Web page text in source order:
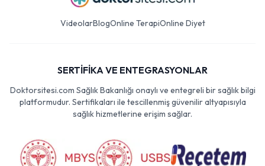
VideolarBlogOnline TerapiOnline Diyet
SERTİFİKA VE ENTEGRASYONLAR
Doktorsitesi.com Sağlık Bakanlığı onaylı ve entegreli bir sağlık bilgi
platformudur. Sertifikaları ile tescillenmiş güvenilir altyapısıyla
sağlık hizmetlerine erişim sağlar.